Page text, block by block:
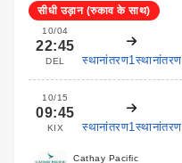
सीधी उड़ान (रुकाव के साथ)
10/04
22:45
DEL स्थानांतरण1स्थानांतरण
10/15
09:45
KIX स्थानांतरण1स्थानांतरण
Cathay Pacific